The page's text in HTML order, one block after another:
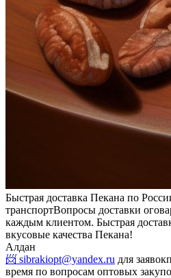
Быстрая доставка Пекана по
транспортВопросы доставки
каждым клиентом. Быстрая
вкусовые качества Пекана!
Алдан
📨 sibrakiopt@yandex.ru для заявок
время по вопросам оптовых